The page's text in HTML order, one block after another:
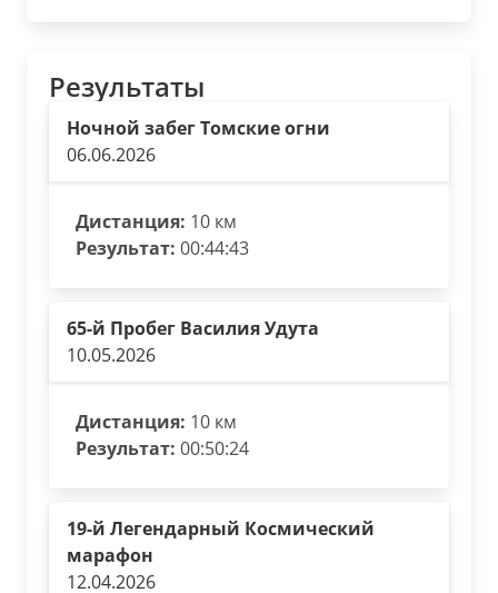
Результаты
Ночной забег Томские огни
06.06.2026
Дистанция: 10 км
Результат: 00:44:43
65-й Пробег Василия Удута
10.05.2026
Дистанция: 10 км
Результат: 00:50:24
19-й Легендарный Космический
марафон
12.04.2026